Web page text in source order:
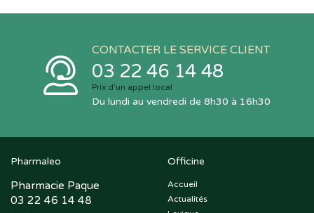
CONTACTER LE SERVICE CLIENT
03 22 46 14 48
Prix d’un appel local
Du lundi au vendredi de 8h30 à 16h30
Pharmaleo
Pharmacie Paque
03 22 46 14 48
Officine
Accueil
Actualités